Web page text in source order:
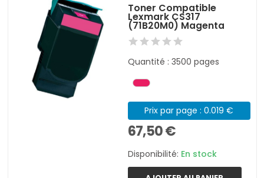
Toner Compatible
Lexmark CS317
(71B20M0) Magenta
Quantité : 3500 pages
Prix par page : 0.019 €
67,50 €
Disponibilité: En stock